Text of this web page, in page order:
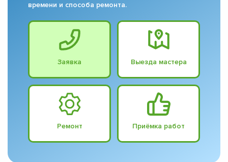
времени и способа ремонта.
Заявка Выезда мастера
Ремонт Приёмка работ